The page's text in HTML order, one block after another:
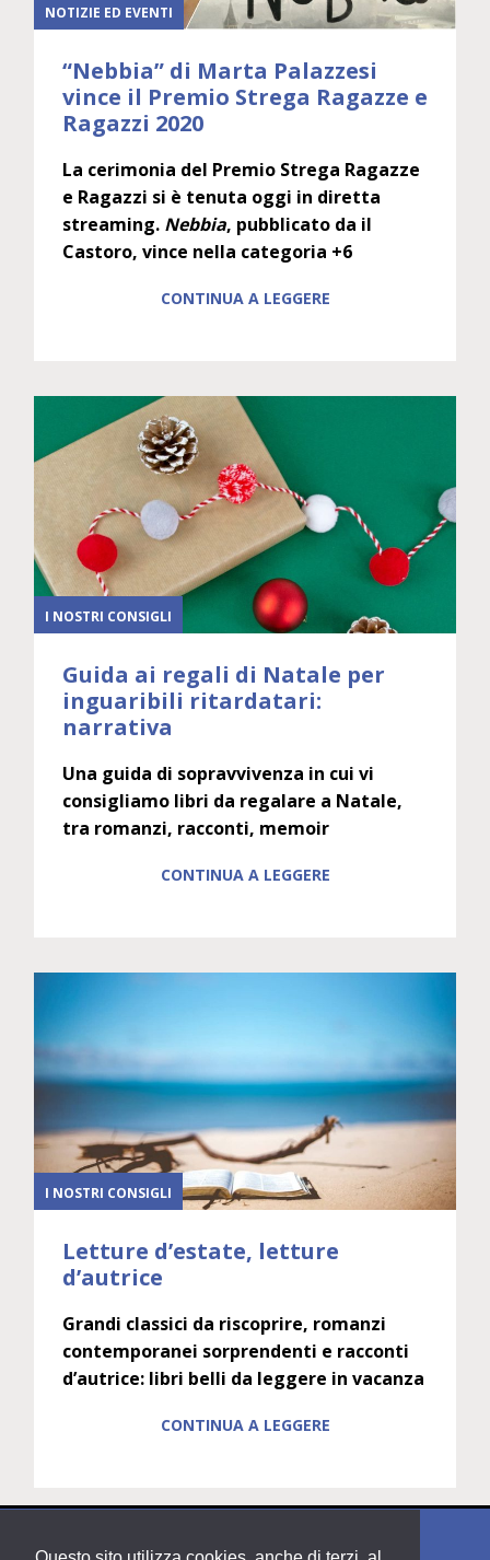
NOTIZIE ED EVENTI
“Nebbia” di Marta Palazzesi
vince il Premio Strega Ragazze e
Ragazzi 2020
La cerimonia del Premio Strega Ragazze
e Ragazzi si è tenuta oggi in diretta
streaming. Nebbia, pubblicato da il
Castoro, vince nella categoria +6
CONTINUA A LEGGERE
I NOSTRI CONSIGLI
Guida ai regali di Natale per
inguaribili ritardatari:
narrativa
Una guida di sopravvivenza in cui vi
consigliamo libri da regalare a Natale,
tra romanzi, racconti, memoir
CONTINUA A LEGGERE
I NOSTRI CONSIGLI
Letture d’estate, letture
d’autrice
Grandi classici da riscoprire, romanzi
contemporanei sorprendenti e racconti
d’autrice: libri belli da leggere in vacanza
CONTINUA A LEGGERE